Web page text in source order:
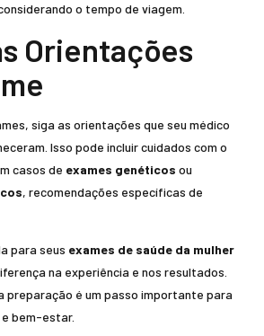
o tempo de viagem.
Orientações
siga as orientações que seu médico
Isso pode incluir cuidados com o
casos de exames genéticos ou
, recomendações específicas de
para seus exames de saúde da mulher
na experiência e nos resultados.
preparação é um passo importante para
bem-estar.